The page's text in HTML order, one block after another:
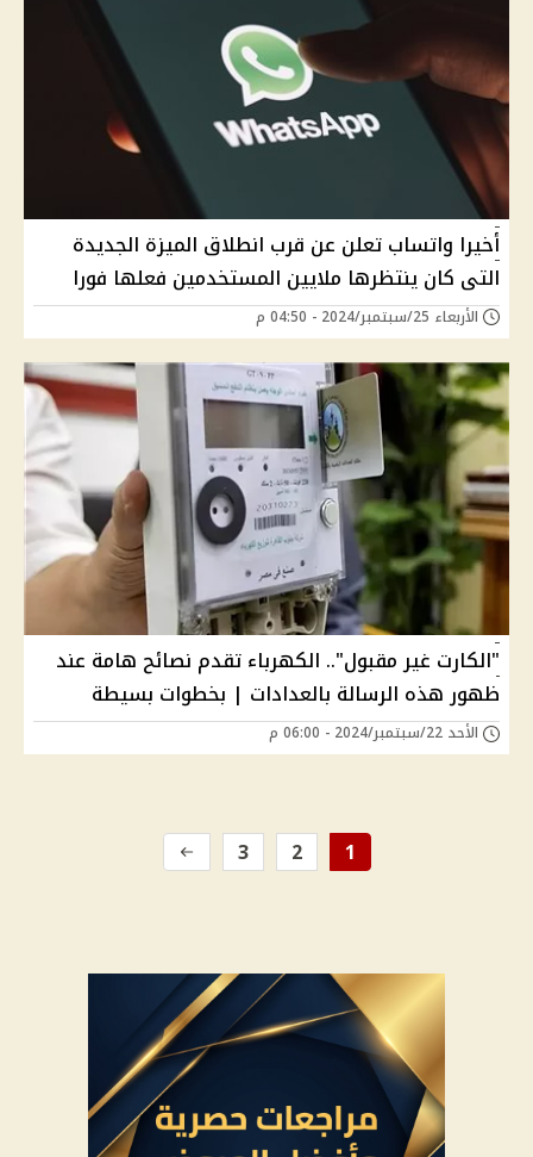
أخيرا واتساب تعلن عن قرب انطلاق الميزة الجديدة
التى كان ينتظرها ملايين المستخدمين فعلها فورا
الأربعاء 25/سبتمبر/2024 - 04:50 م
"الكارت غير مقبول".. الكهرباء تقدم نصائح هامة عند
ظهور هذه الرسالة بالعدادات | بخطوات بسيطة
الأحد 22/سبتمبر/2024 - 06:00 م
1
2
3